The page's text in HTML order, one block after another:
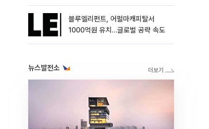
블루엘리펀트, 어펄마캐피탈서
1000억원 유치…글로벌 공략 속도
뉴스발전소